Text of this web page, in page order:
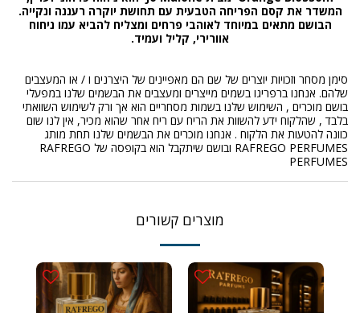
המשדר את קסם הפריחה הטבעית עם תחושת יוקרה רעננה ונקייה.
הבושם מתאים במיוחד לאוהבי פרחים ומצליח להביא עמו ניחוח
אוורירי, קליל ועמיד.
סימן מסחר וזכויות יוצרים של שם הם מאפיינים של היצרנים ו / או המעצבים
שלהם. אנחנו ברפריגו בשמים מייצרים ומעצבים את הבשמים שלנו במפעלי
בושם מוכרים , השימוש שלנו בשמות מסחריים הוא אך ורק לשימוש השוואתי
בלבד , שהלקוח ידע להשוות את הריח עם ריח אחר שהוא מכיר, אין לנו שום
כוונה להטעות את הלקוח . אנחנו מוכרים את הבשמים שלנו תחת מותג
RAFREGO PERFUMES ובושם שיתקבל הוא בקופסה של RAFREGO
PERFUMES
מוצרים קשורים